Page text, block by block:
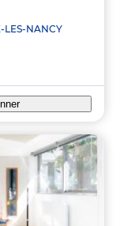
LES-NANCY